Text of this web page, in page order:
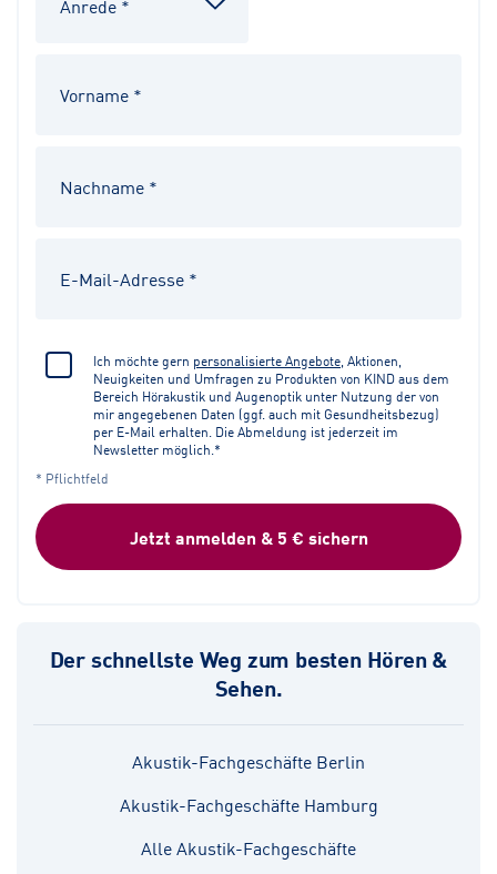
Ich möchte gern personalisierte Angebote, Aktionen,
Neuigkeiten und Umfragen zu Produkten von KIND aus dem
Bereich Hörakustik und Augenoptik unter Nutzung der von
mir angegebenen Daten (ggf. auch mit Gesundheitsbezug)
per E-Mail erhalten. Die Abmeldung ist jederzeit im
Newsletter möglich.*
* Pflichtfeld
Jetzt anmelden & 5 € sichern
Der schnellste Weg zum besten Hören &
Sehen.
Akustik-Fachgeschäfte Berlin
Akustik-Fachgeschäfte Hamburg
Alle Akustik-Fachgeschäfte